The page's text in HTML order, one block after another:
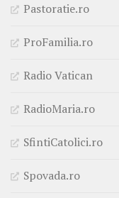
Pastoratie.ro
ProFamilia.ro
Radio Vatican
RadioMaria.ro
SfintiCatolici.ro
Spovada.ro